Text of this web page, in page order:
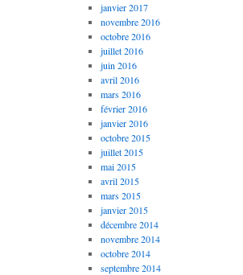
janvier 2017
novembre 2016
octobre 2016
juillet 2016
juin 2016
avril 2016
mars 2016
février 2016
janvier 2016
octobre 2015
juillet 2015
mai 2015
avril 2015
mars 2015
janvier 2015
décembre 2014
novembre 2014
octobre 2014
septembre 2014